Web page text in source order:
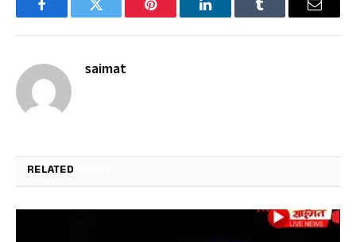
FacebookTwitter Pinterest LinkedInTumblr Email
saimat
RELATED